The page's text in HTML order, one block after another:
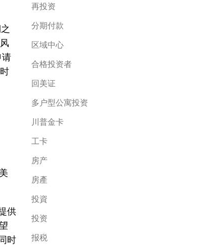
供
时
再投资
分期付款
区域中心
合格投资者
回美证
多户型公寓投资
川普金卡
工卡
房产
房產
投資
投资
报税